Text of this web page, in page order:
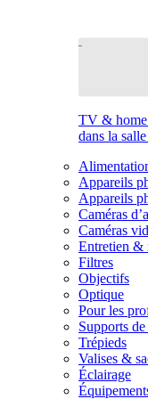
TV & home
dans la
Appareils
Appareils
Caméras
Caméras
Entretien &
Filtres
Objectifs
Optique
Pour les
Supports
Trépieds
Valises &
Éclairage